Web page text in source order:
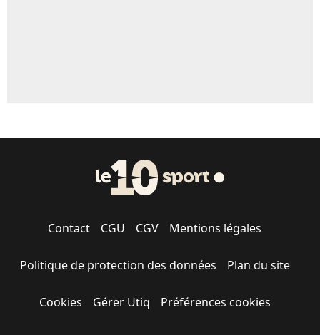
Contact CGU CGV Mentions légales
Politique de protection des données Plan du site
Cookies Gérer Utiq Préférences cookies